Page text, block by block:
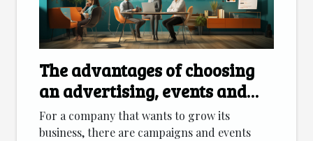
The advantages of choosing
an advertising, events and
marketing agency
For a company that wants to grow its
business, there are campaigns and events